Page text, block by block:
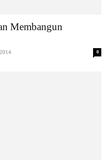
Membangun
0